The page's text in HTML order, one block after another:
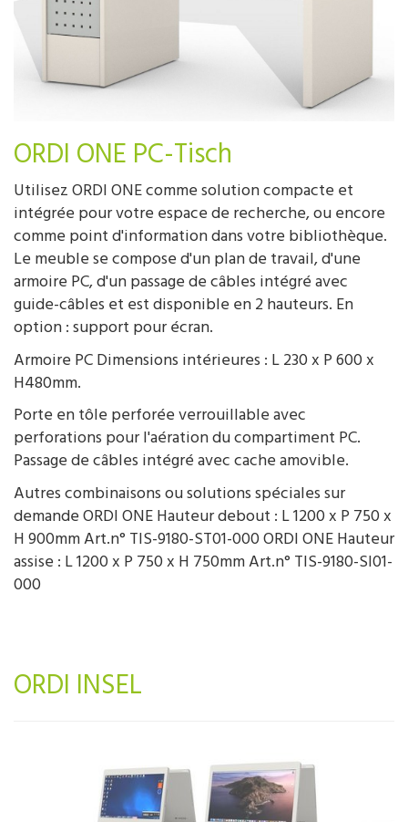
ORDI ONE PC-Tisch
Utilisez ORDI ONE comme solution compacte et
intégrée pour votre espace de recherche, ou encore
comme point d'information dans votre bibliothèque.
Le meuble se compose d'un plan de travail, d'une
armoire PC, d'un passage de câbles intégré avec
guide-câbles et est disponible en 2 hauteurs. En
option : support pour écran.
Armoire PC Dimensions intérieures : L 230 x P 600 x
H480mm.
Porte en tôle perforée verrouillable avec
perforations pour l'aération du compartiment PC.
Passage de câbles intégré avec cache amovible.
Autres combinaisons ou solutions spéciales sur
demande ORDI ONE Hauteur debout : L 1200 x P 750 x
H 900mm Art.n° TIS-9180-ST01-000 ORDI ONE Hauteur
assise : L 1200 x P 750 x H 750mm Art.n° TIS-9180-SI01-
000
ORDI INSEL